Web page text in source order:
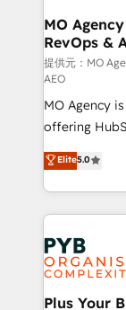
architectures
performance. - Multi-object CRM migration, cleanup,
and
integrations
object setup,
-
nurturing
Marketing,
Ongoing
scalable retainers. Let’s make
powerful
drive results.
MO
RevOps &
提供元：MO
AEO
MO Agency
offering
automation,
architecture,
lead scoring
Salesforce
Marketing,
Generative
HubSpot
B2B SEO, paid
Elite5.0
Plus Your